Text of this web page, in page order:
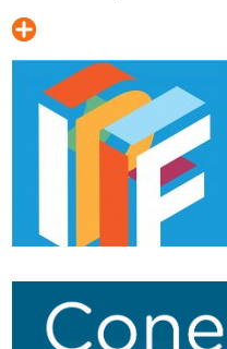
Navegació
secundària